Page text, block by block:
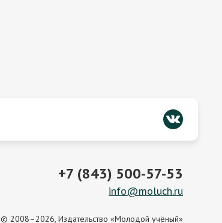
+7 (843) 500-57-53
info@moluch.ru
© 2008–2026, Издательство «Молодой учёный»